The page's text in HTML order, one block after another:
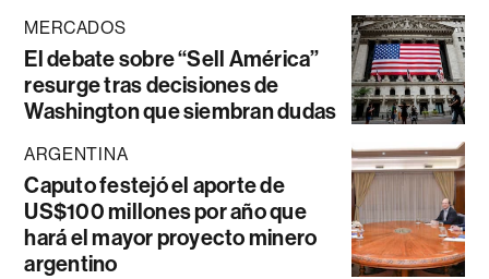
MERCADOS
El debate sobre “Sell América”
resurge tras decisiones de
Washington que siembran dudas
ARGENTINA
Caputo festejó el aporte de
US$100 millones por año que
hará el mayor proyecto minero
argentino